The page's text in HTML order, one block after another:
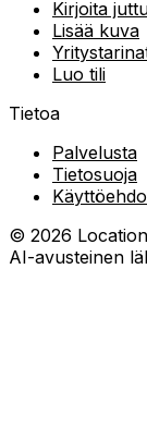
Kirjoita
Lisää kuva
Luo tili
Tietoa
Palvelusta
Tietosuoja
© 2026
AI-avusteinen